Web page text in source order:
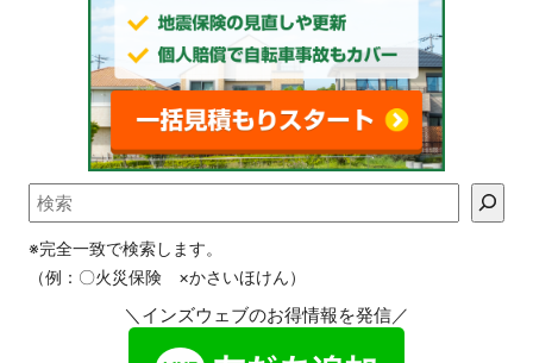
※完全一致で検索します。
（例：〇火災保険 ×かさいほけん）
＼インズウェブのお得情報を発信／